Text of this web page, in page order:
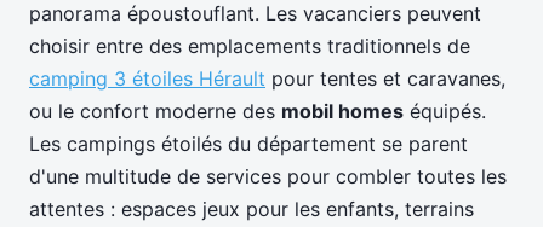
panorama époustouflant. Les vacanciers peuvent
choisir entre des emplacements traditionnels de
camping 3 étoiles Hérault pour tentes et caravanes,
ou le confort moderne des mobil homes équipés.
Les campings étoilés du département se parent
d'une multitude de services pour combler toutes les
attentes : espaces jeux pour les enfants, terrains